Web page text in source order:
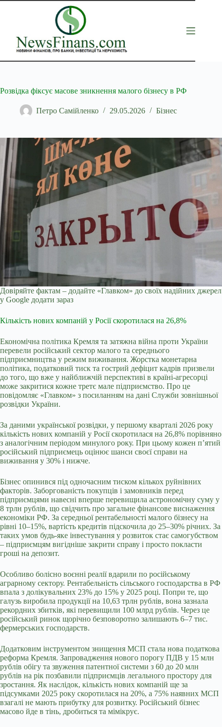
Перейти
Розвідка фіксує масове зникнення малого бізнесу в РФ
Петро Самійленко 29.05.2026 Бізнес
Довіряйте фактам – додайте «Главком» до своїх надійних джерел
у Google додати зараз
Кількість нових компаній у Росії скоротилася на 26,8%
Економічна політика Кремля та затяжна війна проти України
перевели російський сектор малого та середнього
підприємництва у режим виживання. Жорстка монетарна
політика, податковий тиск та гострий дефіцит кадрів призвели
до того, що вже у найближчій перспективі в країні-агресорці
може закритися кожне третє мале підприємство. Про це
повідомляє «Главком» з посиланням на дані Служби зовнішньої
розвідки України.
За даними української розвідки, у першому кварталі 2026 року
кількість нових компаній у Росії скоротилася на 26,8% порівняно
з аналогічним періодом минулого року. При цьому кожен п’ятий
російський підприємець оцінює шанси своєї справи на
виживання у 30% і нижче.
Бізнес опинився під одночасним тиском кількох руйнівних
факторів. Заборгованість покупців і замовників перед
підприємцями навесні вперше перевищила астрономічну суму у
8 трлн рублів, що свідчить про загальне фінансове виснаження
економіки РФ. За середньої рентабельності малого бізнесу на
рівні 10–15%, вартість кредитів підскочила до 25–30% річних. За
таких умов будь-яке інвестування у розвиток стає самогубством
– підприємцям вигідніше закрити справу і просто покласти
гроші на депозит.
Особливо болісно воєнні реалії вдарили по російському
аграрному сектору. Рентабельність сільського господарства в РФ
впала з долікувальних 23% до 15% у 2025 році. Попри те, що
галузь виробила продукції на 10,63 трлн рублів, вона зазнала
рекордних збитків, які перевищили 100 млрд рублів. Через це
російський ринок щорічно безповоротно залишають 6–7 тис.
фермерських господарств.
Додатковим інструментом знищення МСП стала нова податкова
реформа Кремля. Запровадження нового порогу ПДВ у 15 млн
рублів обігу та звуження патентної системи з 60 до 20 млн
рублів на рік позбавили підприємців легального простору для
зростання. Як наслідок, кількість нових компаній ще за
підсумками 2025 року скоротилася на 20%, а 75% наявних МСП
взагалі не мають прибутку для розвитку. Російський бізнес
масово йде в тінь, дробиться та мімікрує.